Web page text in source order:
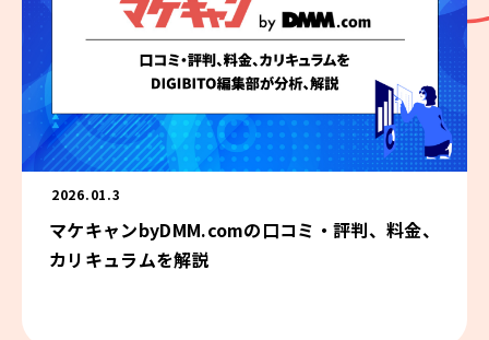
2026.01.3
マケキャンbyDMM.comの口コミ・評判、料金、
カリキュラムを解説